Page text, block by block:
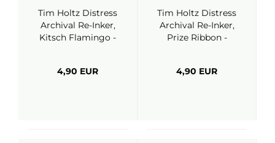
Tim Holtz Distress
Archival Re-Inker,
Kitsch Flamingo -
4,90 EUR
Tim Holtz Distress
Archival Re-Inker,
Prize Ribbon -
4,90 EUR